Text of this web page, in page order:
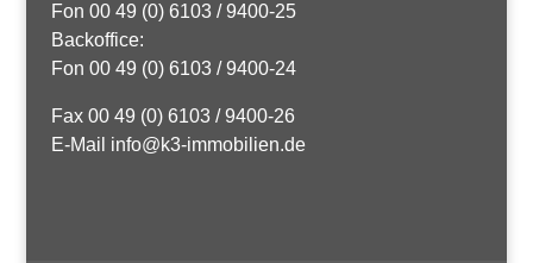
Fon 00 49 (0) 6103 / 9400-25
Backoffice:
Fon 00 49 (0) 6103 / 9400-24
Fax 00 49 (0) 6103 / 9400-26
E-Mail info@k3-immobilien.de